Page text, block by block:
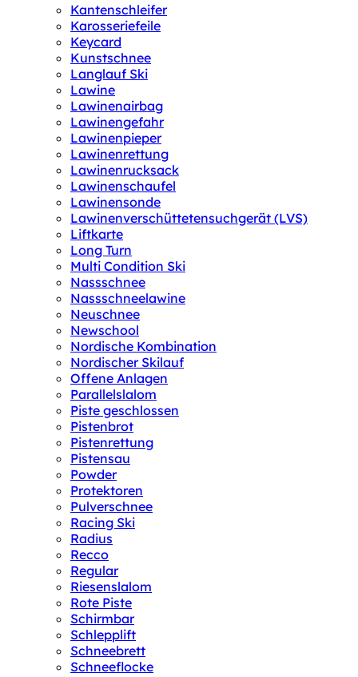
Kantenschleifer
Karosseriefeile
Keycard
Kunstschnee
Langlauf Ski
Lawine
Lawinenairbag
Lawinengefahr
Lawinenpieper
Lawinenrettung
Lawinenrucksack
Lawinenschaufel
Lawinensonde
Lawinenverschüttetensuchgerät (LVS)
Liftkarte
Long Turn
Multi Condition Ski
Nassschnee
Nassschneelawine
Neuschnee
Newschool
Nordische Kombination
Nordischer Skilauf
Offene Anlagen
Parallelslalom
Piste geschlossen
Pistenbrot
Pistenrettung
Pistensau
Powder
Protektoren
Pulverschnee
Racing Ski
Radius
Recco
Regular
Riesenslalom
Rote Piste
Schirmbar
Schlepplift
Schneebrett
Schneeflocke